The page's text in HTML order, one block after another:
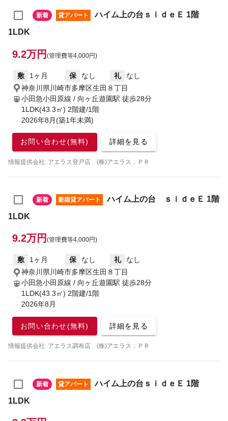
新着 貸アパート
ハイム上の台ｓｉｄｅＥ 1階
1LDK
9.2万円 (管理費等4,000円)
敷 1ヶ月 保 なし 礼
なし
神奈川県川崎市多摩区生田８丁目
小田急小田原線 / 向ヶ丘遊園駅 徒歩28分
1LDK(43.3㎡) 2階建/1階
2026年8月(築1年未満)
お問い合わせ(無料) 詳細を見る
情報提供会社: アエラス登戸店 (株)アエラス．ＰＲ
新着 新築貸アパート
ハイム上の台 ｓｉｄｅＥ 1階
1LDK
9.2万円 (管理費等4,000円)
敷 1ヶ月 保 なし 礼
なし
神奈川県川崎市多摩区生田８丁目
小田急小田原線 / 向ヶ丘遊園駅 徒歩28分
1LDK(43.3㎡) 2階建/1階
2026年8月
お問い合わせ(無料) 詳細を見る
情報提供会社: アエラス調布店 (株)アエラス．ＰＲ
新着 貸アパート
ハイム上の台ｓｉｄｅＥ 1階
1LDK